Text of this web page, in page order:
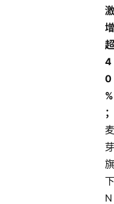
激
增
超
4
0
%
；
麦
芽
旗
下
N